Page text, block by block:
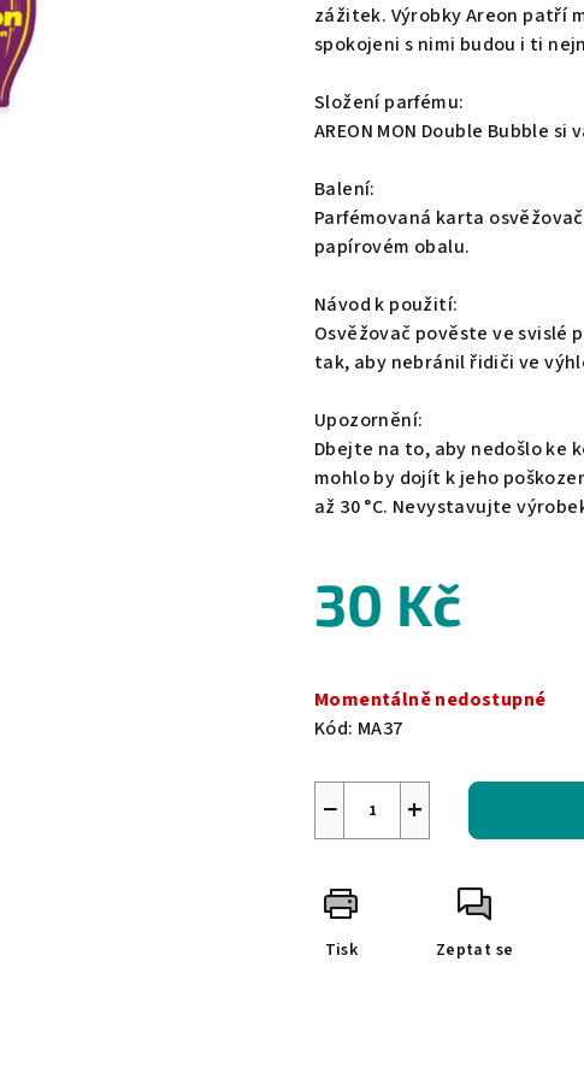
hvězdiček.
zážitek. Výrobky Areon patří
spokojeni s nimi budou i ti
Složení parfému:
AREON MON Double Bubble
Balení:
Parfémovaná karta
papírovém obalu.
Návod k použití:
Osvěžovač pověste ve svislé
tak, aby nebránil řidiči ve
Upozornění:
Dbejte na to, aby nedošlo ke
mohlo by dojít k jeho
až 30 °C. Nevystavujte
30 Kč
cena:
Momentálně nedostupné
Kód: MA37
+
−
Tisk Zeptat se